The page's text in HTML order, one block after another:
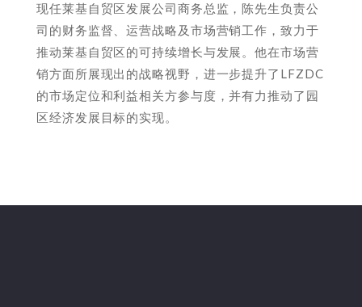
现任莱基自贸区发展公司商务总监，陈先生负责公
司的财务监督、运营战略及市场营销工作，致力于
推动莱基自贸区的可持续增长与发展。他在市场营
销方面所展现出的战略视野，进一步提升了LFZDC
的市场定位和利益相关方参与度，并有力推动了园
区经济发展目标的实现。